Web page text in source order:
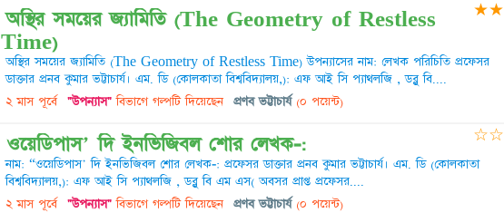
অস্থির সময়ের জ্যামিতি (The Geometry of Restless
Time)
অস্থির সময়ের জ্যামিতি (The Geometry of Restless Time) উপন্যাসের নাম: লেখক পরিচিতি প্রফেসর
ডাক্তার প্রনব কুমার ভট্টাচার্য। এম. ডি (কোলকাতা বিশ্ববিদ্যালয়,): এফ আই সি প্যাথলজি , ডব্লু বি....
২ মাস পূর্বে "উপন্যাস"বিভাগে গল্পটি দিয়েছেন প্রণব ভট্টাচার্য (০ পয়েন্ট)
★★
ওয়েডিপাস' দি ইনভিজিবল শোর লেখক-:
নাম: “ওয়েডিপাস' দি ইনভিজিবল শোর লেখক-: প্রফেসর ডাক্তার প্রনব কুমার ভট্টাচার্য। এম. ডি (কোলকাতা
বিশ্ববিদ্যালয়,): এফ আই সি প্যাথলজি , ডব্লু বি এম এস( অবসর প্রাপ্ত প্রফেসর....
২ মাস পূর্বে "উপন্যাস"বিভাগে গল্পটি দিয়েছেন প্রণব ভট্টাচার্য (০ পয়েন্ট)
☆☆